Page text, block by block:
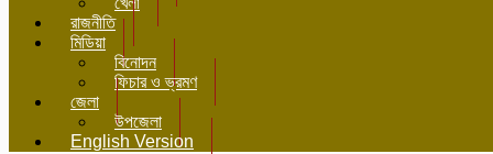
রাজনীতি
মিডিয়া
বিনোদন
ফিচার ও ভ্রমণ
জেলা
উপজেলা
English Version